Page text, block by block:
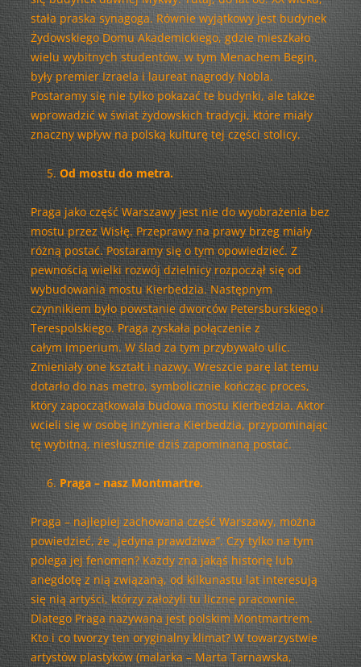
stała praska synagoga. Równie wyjątkowy jest budynek
Żydowskiego Domu Akademickiego, gdzie mieszkało
wielu wybitnych studentów, w tym Menachem Begin,
były premier Izraela i laureat nagrody Nobla.
Postaramy się nie tylko pokazać te budynki, ale także
wprowadzić w świat żydowskich tradycji, które miały
znaczny wpływ na polską kulturę tej części stolicy.
Od mostu do metra.
Praga jako część Warszawy jest nie do wyobrażenia bez
mostu przez Wisłę. Przeprawy na prawy brzeg miały
różną postać. Postaramy się o tym opowiedzieć. Z
pewnością wielki rozwój dzielnicy rozpoczął się od
wybudowania mostu Kierbedzia. Następnym
czynnikiem było powstanie dworców Petersburskiego i
Terespolskiego. Praga zyskała połączenie z
całym imperium. W ślad za tym przybywało ulic.
Zmieniały one kształt i nazwy. Wreszcie parę lat temu
dotarło do nas metro, symbolicznie kończąc proces,
który zapoczątkowała budowa mostu Kierbedzia. Aktor
wcieli się w osobę inżyniera Kierbedzia, przypominając
tę wybitną, niesłusznie dziś zapominaną postać.
Praga – nasz Montmartre.
Praga – najlepiej zachowana część Warszawy, można
powiedzieć, że „jedyna prawdziwa”. Czy tylko na tym
polega jej fenomen? Każdy zna jakąś historię lub
anegdotę z nią związaną, od kilkunastu lat interesują
się nią artyści, którzy założyli tu liczne pracownie.
Dlatego Praga nazywana jest polskim Montmartrem.
Kto i co tworzy ten oryginalny klimat? W towarzystwie
artystów plastyków (malarka – Marta Tarnawska,